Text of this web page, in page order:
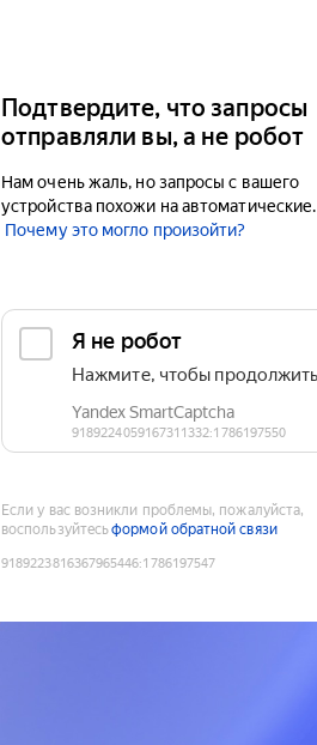
Подтвердите, что запросы
отправляли вы, а не робот
Нам очень жаль, но запросы с вашего
устройства похожи на автоматические.
Почему это могло произойти?
Если у вас возникли проблемы, пожалуйста,
воспользуйтесьформой обратной связи
9189223816367965446:1786197547